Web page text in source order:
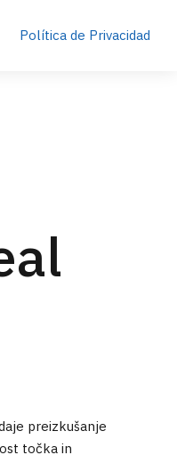
Política de Privacidad
preizkušanje
točka in